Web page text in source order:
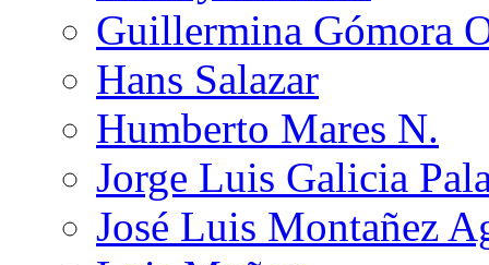
Guillermina Gómora
Hans Salazar
Humberto Mares N.
Jorge Luis Galicia
José Luis Montañez